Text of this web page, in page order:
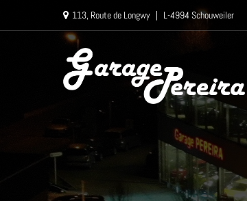
113, Route de Longwy | L-4994 Schouweiler